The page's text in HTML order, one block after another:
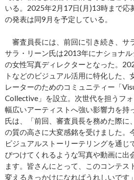
いる。2025年2月17日(月)13時まで応
の発表は同9月を予定している。
審査員長には、前回に引き続き、サ
サラ・リーン氏は2013年にナショナ
の女性写真ディレクターとなった。
トなどのビジュアル活用に特化した、
レーターのためのコミュニティー「
Collective」を設立。次世代を担うフォ
幅広いアーティストへ強い影響力を持
氏は、「前回、審査員長を務めた際に
の質の高さに大変感銘を受けました。
ビジュアルストーリーテリングを通じ
びつけてくれるような写真や動画に出
ます。皆さんにとって、このコンテス
変えるきっかけになればうれしいです